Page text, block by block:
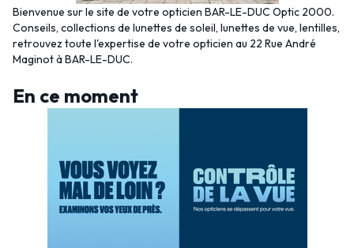
Bienvenue sur le site de votre opticien BAR-LE-DUC Optic 2000.
Conseils, collections de lunettes de soleil, lunettes de vue, lentilles,
retrouvez toute l'expertise de votre opticien au 22 Rue André
Maginot à BAR-LE-DUC.
En ce moment